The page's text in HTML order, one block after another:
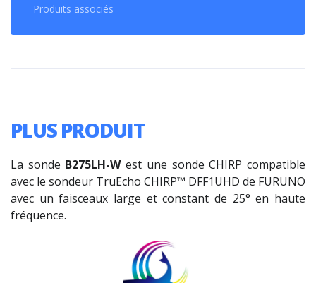
Produits associés
PLUS PRODUIT
La sonde B275LH-West une sonde CHIRP compatible
avec le sondeur TruEcho CHIRP™ DFF1UHD de FURUNO
avec un faisceaux large et constant de 25° en haute
fréquence.